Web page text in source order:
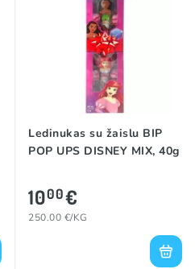
Ledinukas su žaislu BIP
POP UPS DISNEY MIX, 40g
1000€
250.00 €/KG